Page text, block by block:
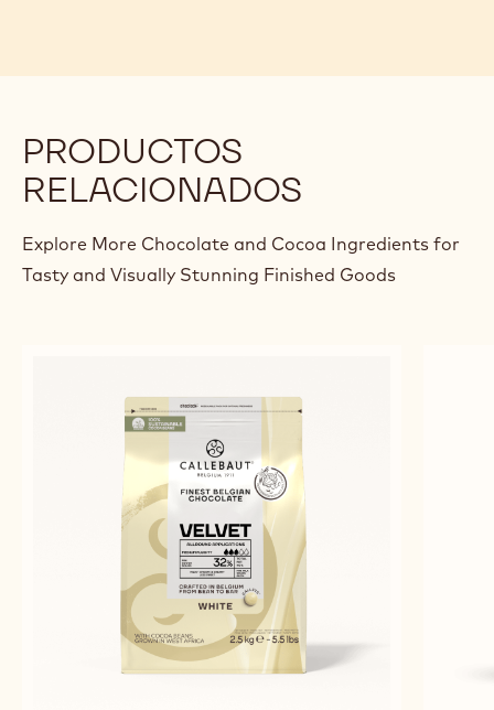
PRODUCTOS
RELACIONADOS
Explore More Chocolate and Cocoa Ingredients for
Tasty and Visually Stunning Finished Goods